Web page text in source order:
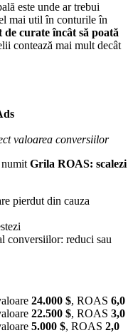
este unde ar trebui
mai util în conturile în
curate încât să poată
contează mai mult decât
valoarea conversiilor
Grila ROAS: scalezi
pierdut din cauza
conversiilor: reduci sau
24.000 $, ROAS 6,0
22.500 $, ROAS 3,0
5.000 $, ROAS 2,0